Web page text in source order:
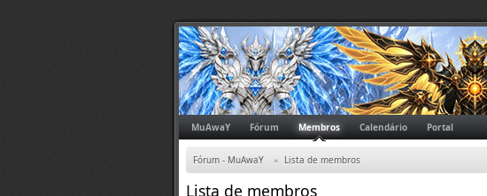
MuAwaY Fórum Membros Calendário Portal
Fórum - MuAwaY » Lista de membros
Lista de membros